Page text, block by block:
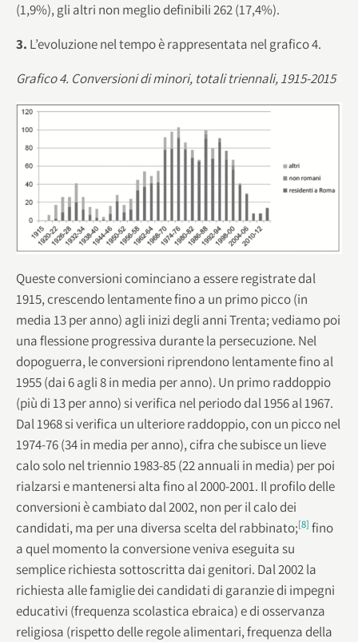
(1,9%), gli altri non meglio definibili 262 (17,4%).
3. L’evoluzione nel tempo è rappresentata nel grafico 4.
Grafico 4. Conversioni di minori, totali triennali, 1915-2015
Queste conversioni cominciano a essere registrate dal
1915, crescendo lentamente fino a un primo picco (in
media 13 per anno) agli inizi degli anni Trenta; vediamo poi
una flessione progressiva durante la persecuzione. Nel
dopoguerra, le conversioni riprendono lentamente fino al
1955 (dai 6 agli 8 in media per anno). Un primo raddoppio
(più di 13 per anno) si verifica nel periodo dal 1956 al 1967.
Dal 1968 si verifica un ulteriore raddoppio, con un picco nel
1974-76 (34 in media per anno), cifra che subisce un lieve
calo solo nel triennio 1983-85 (22 annuali in media) per poi
rialzarsi e mantenersi alta fino al 2000-2001. Il profilo delle
conversioni è cambiato dal 2002, non per il calo dei
candidati, ma per una diversa scelta del rabbinato;[8] fino
a quel momento la conversione veniva eseguita su
semplice richiesta sottoscritta dai genitori. Dal 2002 la
richiesta alle famiglie dei candidati di garanzie di impegni
educativi (frequenza scolastica ebraica) e di osservanza
religiosa (rispetto delle regole alimentari, frequenza della